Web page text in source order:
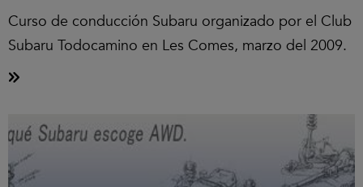
Curso de conducción Subaru organizado por el Club
Subaru Todocamino en Les Comes, marzo del 2009.